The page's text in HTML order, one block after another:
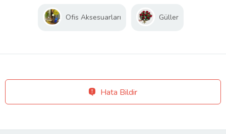
Ofis Aksesuarları Güller
Hata Bildir